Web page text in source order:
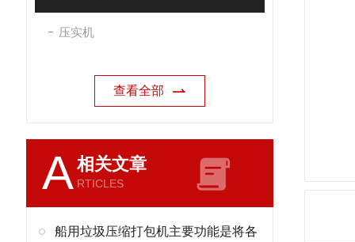
压实机
查看全部
A相关文章
RTICLES
船用垃圾压缩打包机主要功能是将各